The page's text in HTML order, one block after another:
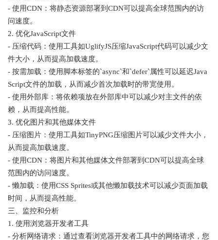
- 使用CDN：将静态资源部署到CDN可以提高全球范围内的访
问速度。
2. 优化JavaScript文件
- 压缩代码：使用工具如UglifyJS压缩JavaScript代码可以减少文
件大小，从而提高加载速度。
- 按需加载：使用脚本标签的`async`和`defer`属性可以延迟Java
Script文件的加载，从而减少首次加载时的带宽使用。
- 使用外部库：将依赖项放在外部库中可以减少对主文件的依
赖，从而提高性能。
3. 优化图片和其他媒体文件
- 压缩图片：使用工具如TinyPNG压缩图片可以减少文件大小，
从而提高加载速度。
- 使用CDN：将图片和其他媒体文件部署到CDN可以提高全球
范围内的访问速度。
- 懒加载：使用CSS Sprites或其他懒加载技术可以减少页面加载
时间，从而提高性能。
三、监控和分析
1. 使用浏览器开发者工具
- 分析网络请求：通过查看浏览器开发者工具中的网络请求，您